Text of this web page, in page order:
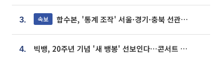
3. 속보 합수본, '통계 조작' 서울·경기·충북 선관위 등 추가 압수수색
4. 빅뱅, 20주년 기념 '새 뱅봉' 선보인다⋯콘서트 앞두고 팝업 개최